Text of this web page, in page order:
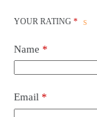
YOUR RATING *
Name *
Email *